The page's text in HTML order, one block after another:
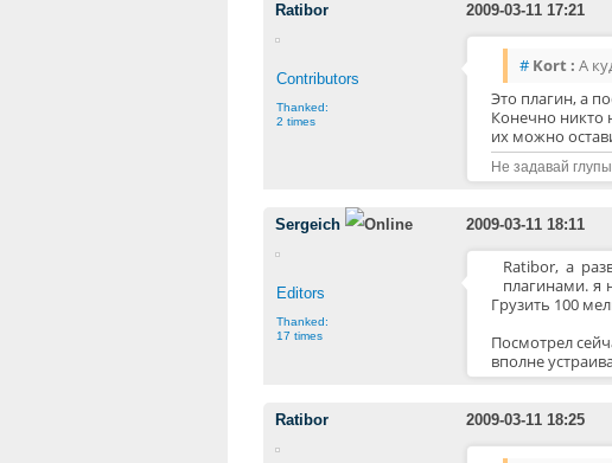
Ratibor 2009-03-11 17:21
Contributors
Thanked:
2 times
# Kort : А
Это плагин, а
Конечно никто
их можно
Не задавай
Sergeich 2009-03-11 18:11
Editors
Thanked:
17 times
Ratibor, а
плагинами. я
Грузить 100
Посмотрел
вполне
Ratibor 2009-03-11 18:25